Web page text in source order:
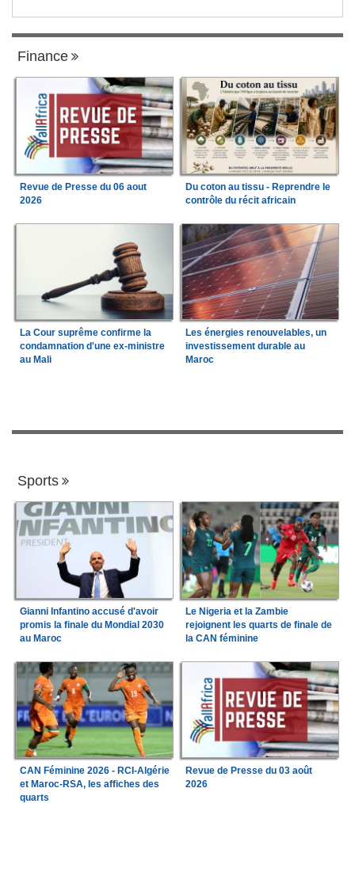
Finance
Revue de Presse du 06 aout
2026
Du coton au tissu - Reprendre le
contrôle du récit africain
La Cour suprême confirme la
condamnation d'une ex-ministre
au Mali
Les énergies renouvelables, un
investissement durable au
Maroc
Sports
Gianni Infantino accusé d'avoir
promis la finale du Mondial 2030
au Maroc
Le Nigeria et la Zambie
rejoignent les quarts de finale de
la CAN féminine
CAN Féminine 2026 - RCI-Algérie
et Maroc-RSA, les affiches des
quarts
Revue de Presse du 03 août
2026